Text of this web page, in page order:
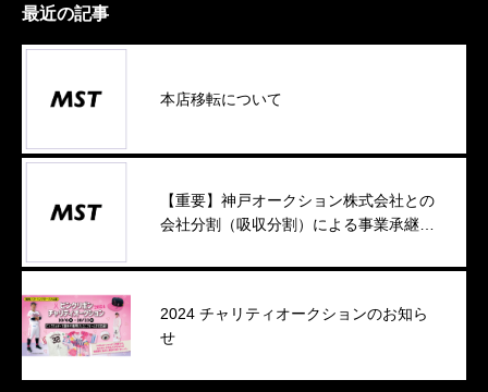
最近の記事
本店移転について
【重要】神戸オークション株式会社との
会社分割（吸収分割）による事業承継に
2024 チャリティオークションのお知ら
せ